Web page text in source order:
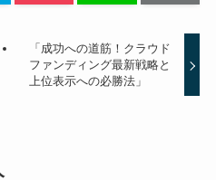
「成功への道筋！クラウド
ファンディング最新戦略と
上位表示への必勝法」